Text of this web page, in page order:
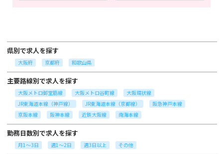
県別で求人を探す
大阪府 京都府 和歌山県
主要路線別で求人を探す
大阪メトロ御堂筋線 大阪メトロ谷町線
大阪環状線
JR東海道本線（神戸線）
JR東海道本線（京都線）
阪急神戸本線
京阪本線
阪神本線 近鉄大阪線 南海本線
勤務日数別で求人を探す
月1～3日 週1～2日 週3日以上 その他